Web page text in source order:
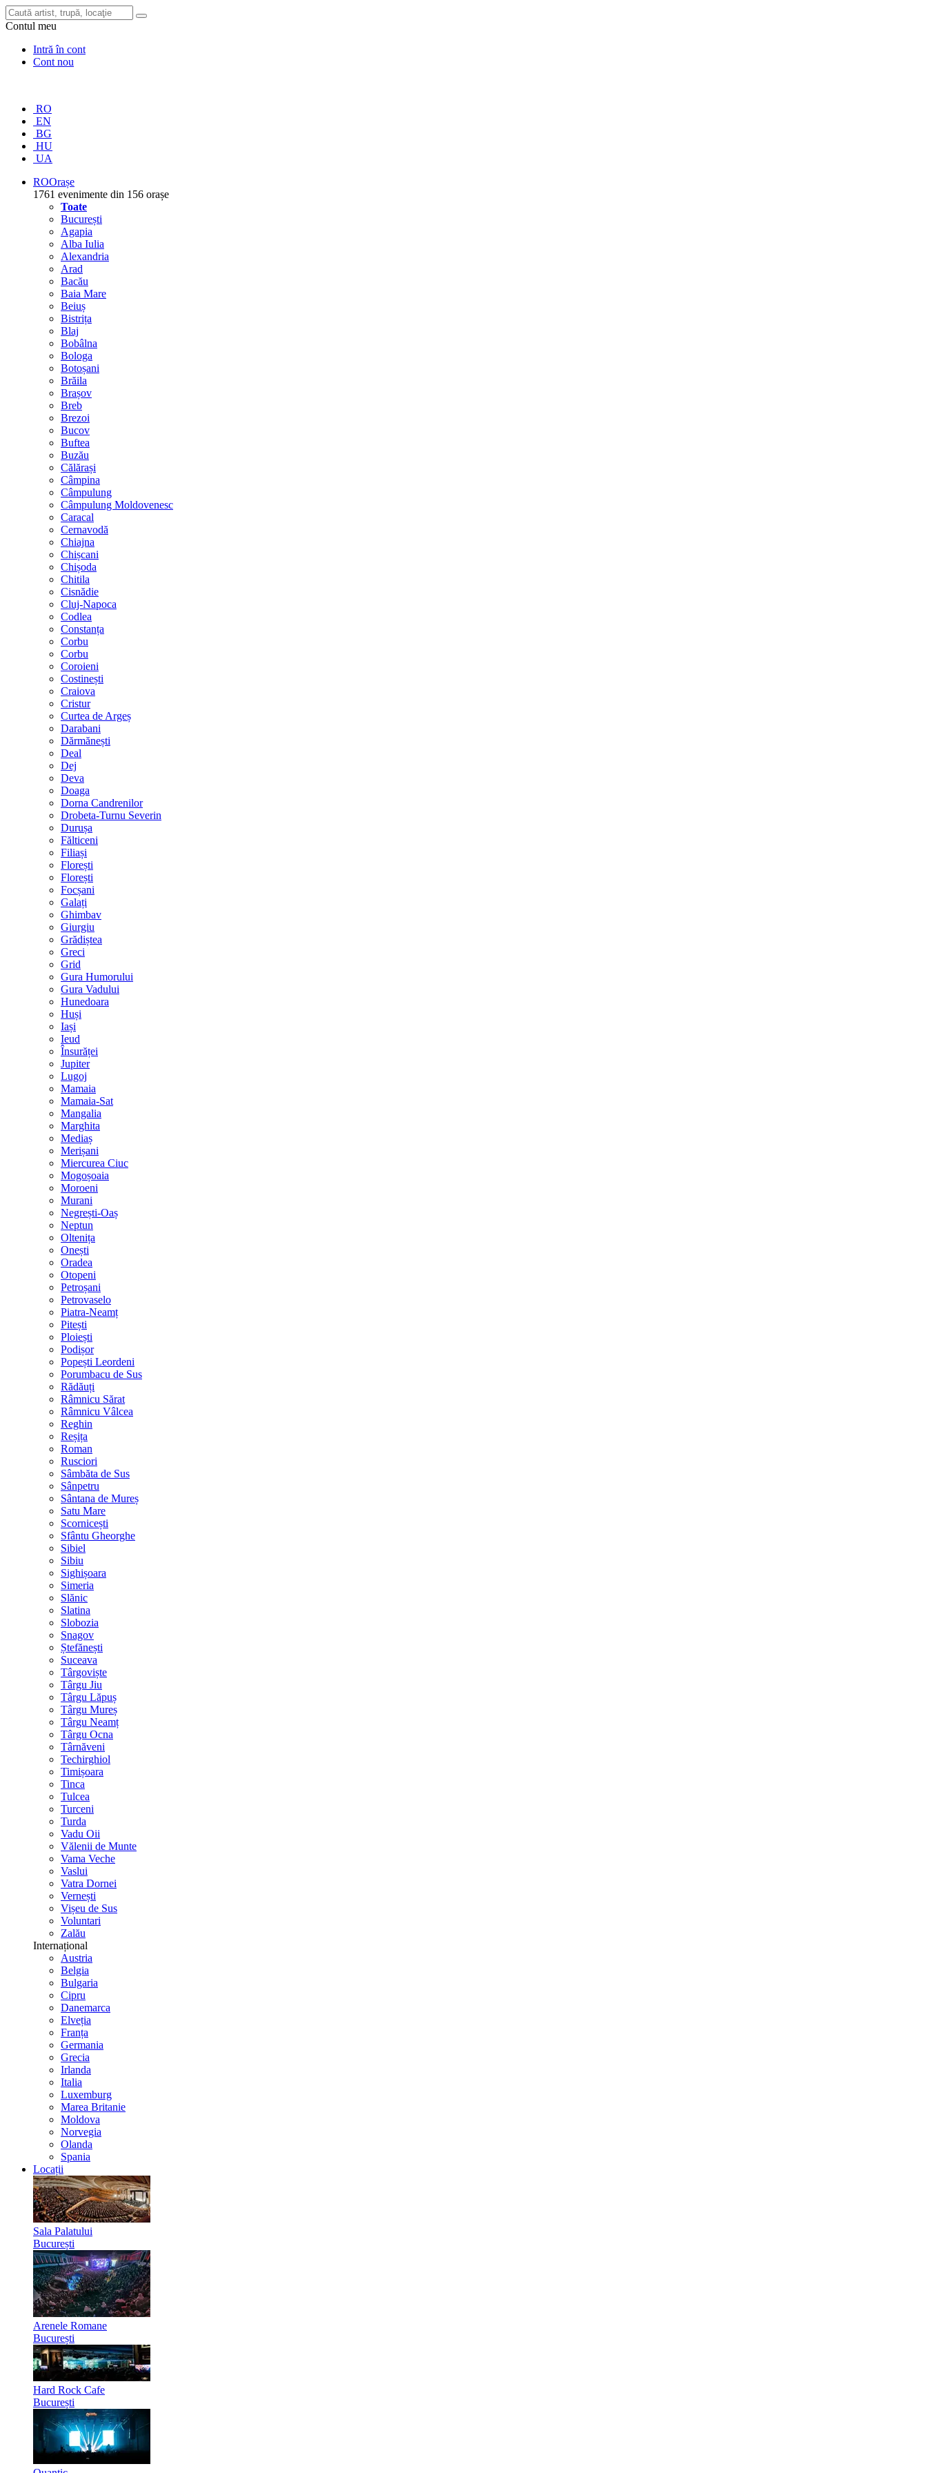
Contul meu
Intră în cont
Cont nou
RO
EN
BG
HU
UA
ROOrașe
1761 evenimente din 156 orașe
Toate
București
Agapia
Alba Iulia
Alexandria
Arad
Bacău
Baia Mare
Beiuș
Bistrița
Blaj
Bobâlna
Bologa
Botoșani
Brăila
Brașov
Breb
Brezoi
Bucov
Buftea
Buzău
Călărași
Câmpina
Câmpulung
Câmpulung Moldovenesc
Caracal
Cernavodă
Chiajna
Chișcani
Chișoda
Chitila
Cisnădie
Cluj-Napoca
Codlea
Constanța
Corbu
Corbu
Coroieni
Costinești
Craiova
Cristur
Curtea de Argeș
Darabani
Dărmănești
Deal
Dej
Deva
Doaga
Dorna Candrenilor
Drobeta-Turnu Severin
Durușa
Fălticeni
Filiași
Florești
Florești
Focșani
Galați
Ghimbav
Giurgiu
Grădiștea
Greci
Grid
Gura Humorului
Gura Vadului
Hunedoara
Huși
Iași
Ieud
Însurăței
Jupiter
Lugoj
Mamaia
Mamaia-Sat
Mangalia
Marghita
Mediaș
Merișani
Miercurea Ciuc
Mogoșoaia
Moroeni
Murani
Negrești-Oaș
Neptun
Oltenița
Onești
Oradea
Otopeni
Petroșani
Petrovaselo
Piatra-Neamț
Pitești
Ploiești
Podișor
Popești Leordeni
Porumbacu de Sus
Rădăuți
Râmnicu Sărat
Râmnicu Vâlcea
Reghin
Reșița
Roman
Rusciori
Sâmbăta de Sus
Sânpetru
Sântana de Mureș
Satu Mare
Scornicești
Sfântu Gheorghe
Sibiel
Sibiu
Sighișoara
Simeria
Slănic
Slatina
Slobozia
Snagov
Ștefănești
Suceava
Târgoviște
Târgu Jiu
Târgu Lăpuș
Târgu Mureș
Târgu Neamț
Târgu Ocna
Târnăveni
Techirghiol
Timișoara
Tinca
Tulcea
Turceni
Turda
Vadu Oii
Vălenii de Munte
Vama Veche
Vaslui
Vatra Dornei
Vernești
Vișeu de Sus
Voluntari
Zalău
Internațional
Austria
Belgia
Bulgaria
Cipru
Danemarca
Elveția
Franța
Germania
Grecia
Irlanda
Italia
Luxemburg
Marea Britanie
Moldova
Norvegia
Olanda
Spania
Locații
Sala Palatului
București
Arenele Romane
București
Hard Rock Cafe
București